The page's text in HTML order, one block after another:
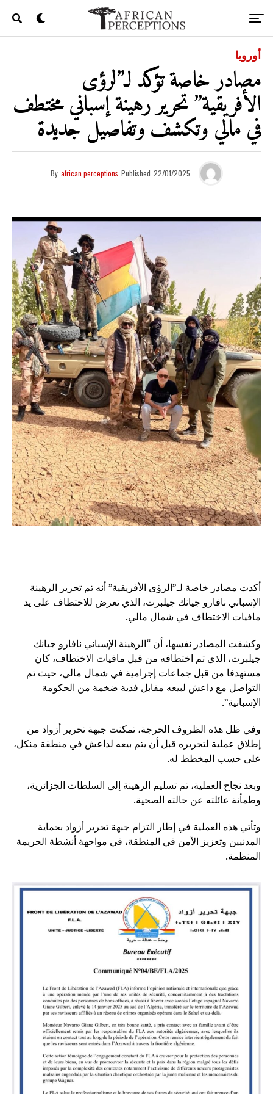
أوروبا
مصادر خاصة تؤكد لـ”لرؤى
الأفريقية” تحرير رهينة إسباني مختطف
في مالي وتكشف وتفاصيل جديدة
By african perceptions Published 22/01/2025
أكدت مصادر خاصة لـ”الرؤى الأفريقية” أنه تم تحرير الرهينة
الإسباني نافارو جيانك جيلبرت، الذي تعرض للاختطاف على يد
مافيات الاختطاف في شمال مالي.
وكشفت المصادر نفسها، أن “الرهينة الإسباني نافارو جيانك
جيلبرت، الذي تم اختطافه من قبل مافيات الاختطاف، كان
مستهدفا من قبل جماعات إجرامية في شمال مالي، حيث تم
التواصل مع داعش لبيعه مقابل فدية ضخمة من الحكومة
الإسبانية”.
وفي ظل هذه الظروف الحرجة، تمكنت جبهة تحرير أزواد من
إطلاق عملية لتحريره قبل أن يتم بيعه لداعش في منطقة منكل،
على حسب المخطط له.
وبعد نجاح العملية، تم تسليم الرهينة إلى السلطات الجزائرية،
وطمأنة عائلته عن حالته الصحية.
وتأتي هذه العملية في إطار التزام جبهة تحرير أزواد بحماية
المدنيين وتعزيز الأمن في المنطقة، في مواجهة أنشطة الجريمة
المنظمة.